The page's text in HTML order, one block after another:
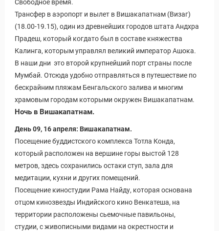
Свободное время.
Трансфер в аэропорт и вылет в Вишакапатнам (Визаг)
(18.00-19.15), один из древнейших городов штата Андхра
Прадеш, который когдато был в составе княжества
Калинга, которым управлял великий император Ашока.
В наши дни это второй крупнейший порт страны после
Мумбай. Отсюда удобно отправляться в путешествие по
бескрайним пляжам Бенгальского залива и многим
храмовым городам которыми окружен Вишакапатнам.
Ночь в Вишакапатнам.
День 09, 16 апреля: Вишакапатнам.
Посещение буддистского комплекса Тотла Конда,
который расположен на вершине горы выстой 128
метров, здесь сохранились остаки ступ, зала для
медитации, кухни и других помещений.
Посещение киностудии Рама Найду, которая основана
отцом кинозвезды Индийского кино Венкатеша, на
территории расположены сьемочные павильоны,
студии, с живописными видами на окрестности и